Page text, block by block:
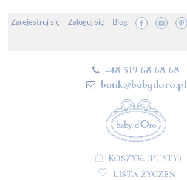
Zarejestruj się Zaloguj się Blog
+48 519 68 68 68
butik@babydoro.pl
KOSZYK: (PUSTY)
LISTA ŻYCZEŃ